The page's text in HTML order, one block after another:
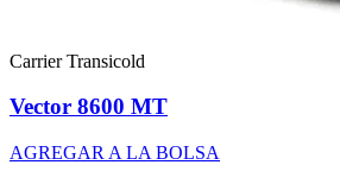
Carrier Transicold
Vector 8600 MT
AGREGAR A LA BOLSA